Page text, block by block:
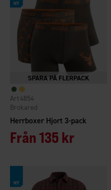
Herrboxer Hjort 3-pack
Brokared
4854
Från135 kr